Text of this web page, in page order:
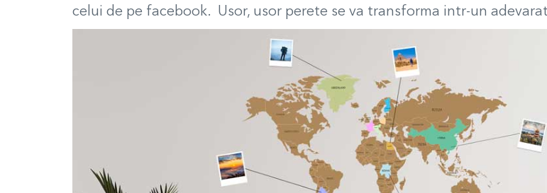
celui de pe facebook. Usor, usor perete se va transforma intr-un